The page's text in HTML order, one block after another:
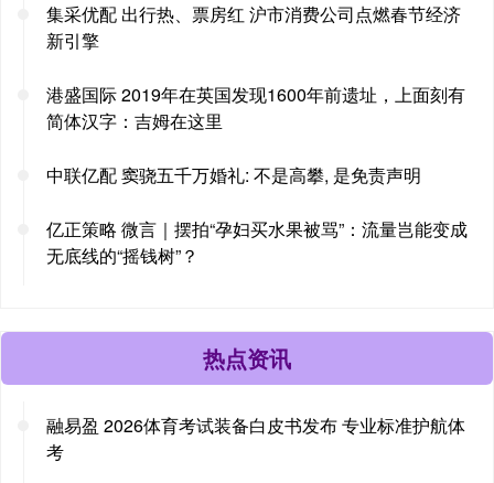
集采优配 出行热、票房红 沪市消费公司点燃春节经济
新引擎
港盛国际 2019年在英国发现1600年前遗址，上面刻有
简体汉字：吉姆在这里
中联亿配 窦骁五千万婚礼: 不是高攀, 是免责声明
亿正策略 微言｜摆拍“孕妇买水果被骂”：流量岂能变成
无底线的“摇钱树”？
热点资讯
融易盈 2026体育考试装备白皮书发布 专业标准护航体
考